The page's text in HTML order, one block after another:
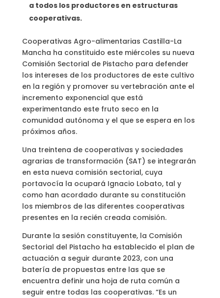
a todos los productores en estructuras
cooperativas.
Cooperativas Agro-alimentarias Castilla-La
Mancha ha constituido este miércoles su nueva
Comisión Sectorial de Pistacho para defender
los intereses de los productores de este cultivo
en la región y promover su vertebración ante el
incremento exponencial que está
experimentando este fruto seco en la
comunidad autónoma y el que se espera en los
próximos años.
Una treintena de cooperativas y sociedades
agrarias de transformación (SAT) se integrarán
en esta nueva comisión sectorial, cuya
portavocía la ocupará Ignacio Lobato, tal y
como han acordado durante su constitución
los miembros de las diferentes cooperativas
presentes en la recién creada comisión.
Durante la sesión constituyente, la Comisión
Sectorial del Pistacho ha establecido el plan de
actuación a seguir durante 2023, con una
batería de propuestas entre las que se
encuentra definir una hoja de ruta común a
seguir entre todas las cooperativas. “Es un